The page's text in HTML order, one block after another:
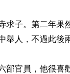
求子。第二年果
人，不過此後
部官員，他很喜